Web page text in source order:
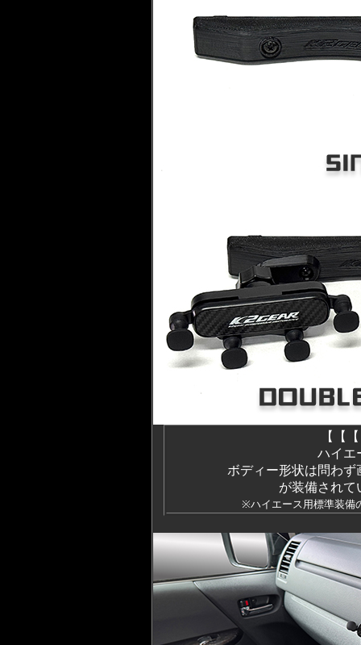
【【
ハイ
ボディー形状は問わ
が装備されて
※ハイエース用標準装備